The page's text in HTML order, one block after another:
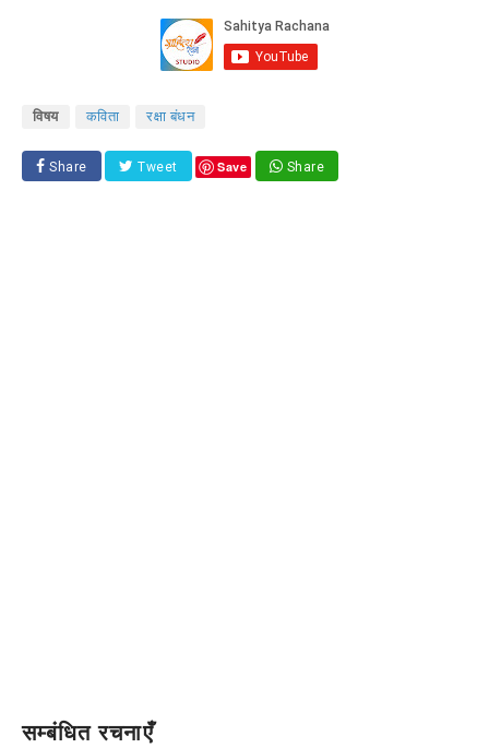
विषय कविता रक्षा बंधन
Share Tweet Save Share
सम्बंधित रचनाएँ